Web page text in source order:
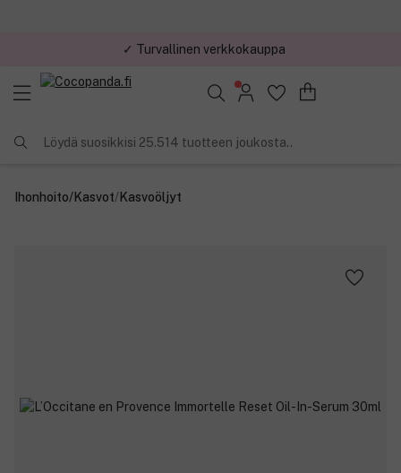
✓ Turvallinen verkkokauppa
✓ Kilpailukykyiset hinnat
Löydä suosikkisi 25.514 tuotteen joukosta..
Ihonhoito/Kasvot/Kasvoöljyt